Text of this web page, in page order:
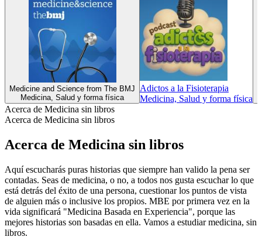
Medicine and Science from The BMJ
Medicina, Salud y forma física
Adictos a la Fisioterapia
Medicina, Salud y forma física
Acerca de Medicina sin libros
Acerca de Medicina sin libros
Acerca de Medicina sin libros
Aquí escucharás puras historias que siempre han valido la pena ser
contadas. Seas de medicina, o no, a todos nos gusta escuchar lo que
está detrás del éxito de una persona, cuestionar los puntos de vista
de alguien más o inclusive los propios. MBE por primera vez en la
vida significará "Medicina Basada en Experiencia", porque las
mejores historias son basadas en ella. Vamos a estudiar medicina, sin
libros.